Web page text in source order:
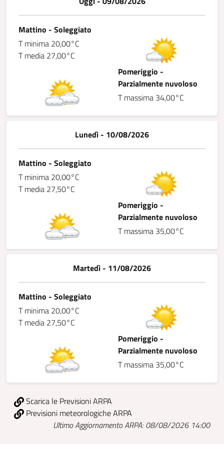
Mattino - Soleggiato
T minima 20,00°C
T media 27,00°C
Pomeriggio -
Parzialmente nuvoloso
T massima 34,00°C
Lunedì - 10/08/2026
Mattino - Soleggiato
T minima 20,00°C
T media 27,50°C
Pomeriggio -
Parzialmente nuvoloso
T massima 35,00°C
Martedì - 11/08/2026
Mattino - Soleggiato
T minima 20,00°C
T media 27,50°C
Pomeriggio -
Parzialmente nuvoloso
T massima 35,00°C
Scarica le Previsioni ARPA
Previsioni meteorologiche ARPA
Ultimo Aggiornamento ARPA: 08/08/2026 14:00